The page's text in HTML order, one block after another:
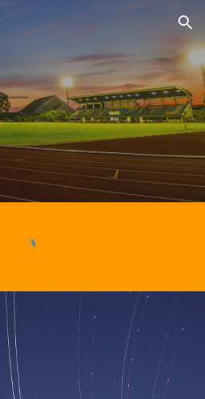
Skip to navigation